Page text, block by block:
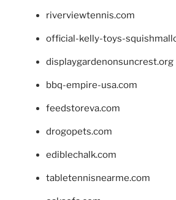
riverviewtennis.com
official-kelly-toys-
displaygardenonsuncrest.org
bbq-empire-usa.com
feedstoreva.com
drogopets.com
ediblechalk.com
tabletennisnearme.com